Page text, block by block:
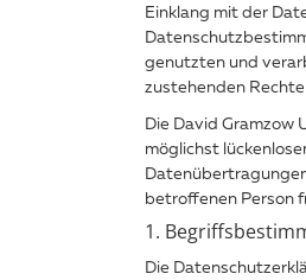
Einklang mit der
genutzten und
zustehenden
Die David Gramzow
möglichst
betroffenen Person
1.
Die